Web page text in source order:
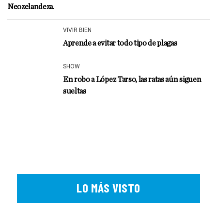
Neozelandeza.
VIVIR BIEN
Aprende a evitar todo tipo de plagas
SHOW
En robo a López Tarso, las ratas aún siguen
sueltas
LO MÁS VISTO